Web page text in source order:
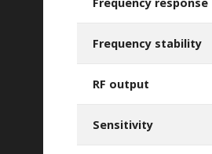
Frequency stability
RF output
Sensitivity